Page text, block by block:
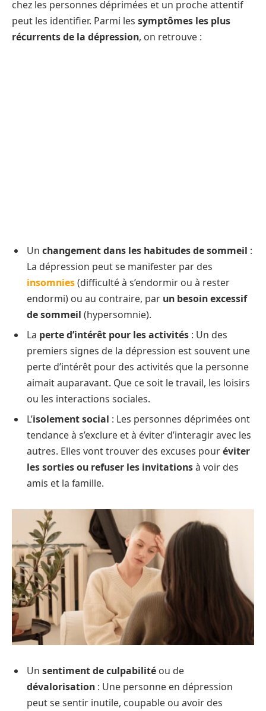
chez les personnes déprimées et un proche attentif
peut les identifier. Parmi les symptômes les plus
récurrents de la dépression, on retrouve :
Un changement dans les habitudes de sommeil :
La dépression peut se manifester par des
insomnies(difficulté à s’endormir ou à rester
endormi) ou au contraire, par un besoin excessif
de sommeil (hypersomnie).
La perte d’intérêt pour les activités : Un des
premiers signes de la dépression est souvent une
perte d’intérêt pour des activités que la personne
aimait auparavant. Que ce soit le travail, les loisirs
ou les interactions sociales.
L’isolement social : Les personnes déprimées ont
tendance à s’exclure et à éviter d’interagir avec les
autres. Elles vont trouver des excuses pouréviter
les sorties ou refuser les invitationsà voir des
amis et la famille.
Un sentiment de culpabilité ou de
dévalorisation : Une personne en dépression
peut se sentir inutile, coupable ou avoir des